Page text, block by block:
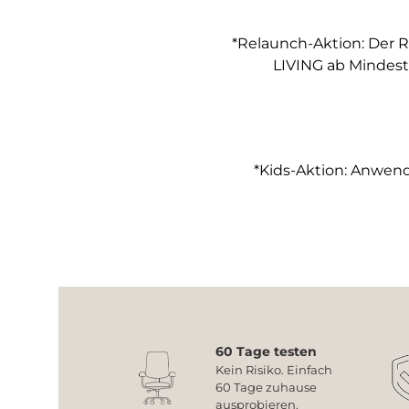
*Relaunch-Aktion: Der
LIVING ab
*Kids-Aktion:
60 Tage testen
Kein Risiko. Einfach
60 Tage zuhause
ausprobieren.